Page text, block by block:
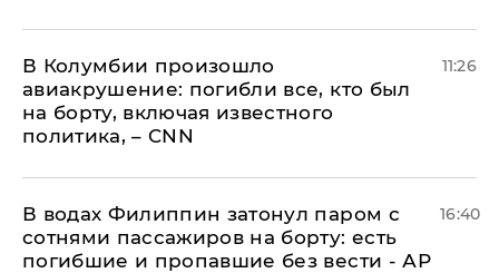
В Колумбии произошло
авиакрушение: погибли все, кто был
на борту, включая известного
политика, – CNN
11:26
В водах Филиппин затонул паром с
сотнями пассажиров на борту: есть
погибшие и пропавшие без вести - АР
16:40